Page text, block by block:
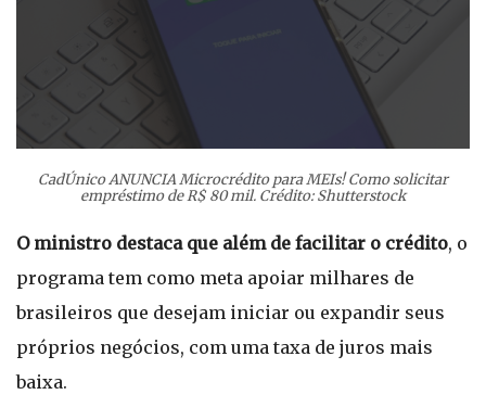
CadÚnico ANUNCIA Microcrédito para MEIs! Como solicitar
empréstimo de R$ 80 mil. Crédito: Shutterstock
O ministro destaca que além de facilitar o crédito, o
programa tem como meta apoiar milhares de
brasileiros que desejam iniciar ou expandir seus
próprios negócios, com uma taxa de juros mais
baixa.